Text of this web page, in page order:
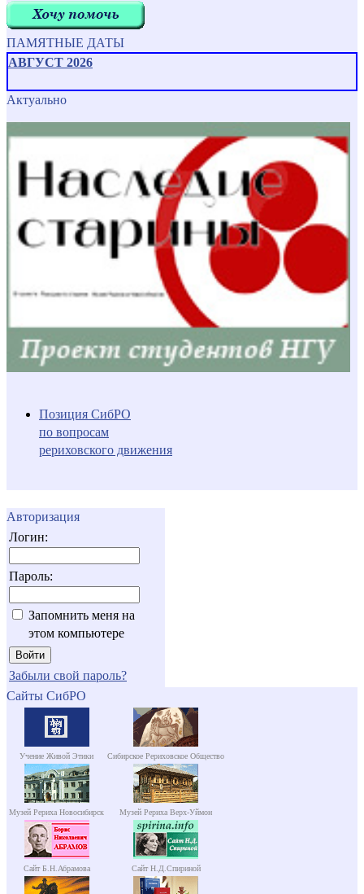
ПАМЯТНЫЕ ДАТЫ
АВГУСТ 2026
Актуально
Позиция СибРО
по вопросам
рериховского движения
Авторизация
Логин:
Пароль:
Запомнить меня на
этом компьютере
Забыли свой пароль?
Сайты СибРО
Учение Живой Этики Сибирское Рериховское Общество
Музей Рериха Новосибирск Музей Рериха Верх-Уймон
Сайт Б.Н.Абрамова Сайт Н.Д.Спириной